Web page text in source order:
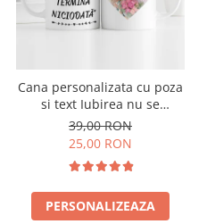
Cana personalizata cu poza
si text Iubirea nu se
termina niciodata
39,00 RON
25,00 RON
PERSONALIZEAZA